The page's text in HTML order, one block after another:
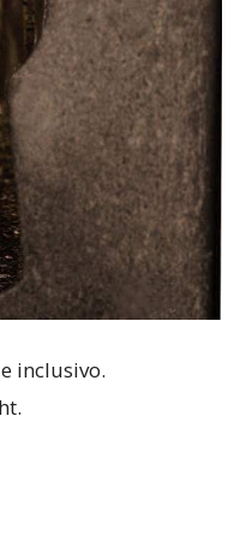
inclusivo.